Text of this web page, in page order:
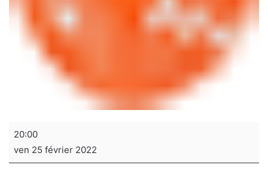
Soirée
de
20:00
ven 25 février 2022